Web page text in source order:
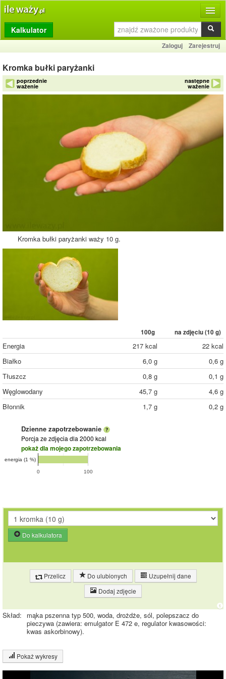
Produkty
Dziennik
Przelicznik
Porównywarka
Kalkulator
Zaloguj Zarejestruj
Kromka bułki paryżanki
poprzednie
ważenie
następne
ważenie
Kromka bułki paryżanki waży 10 g.
100g na zdjęciu (10 g)
Energia 217 kcal
22 kcal
Białko
6,0 g
0,6 g
Tłuszcz
0,8 g
0,1 g
Węglowodany
45,7 g
4,6 g
Błonnik
1,7 g 0,2 g
Dzienne zapotrzebowanie
Porcja ze zdjęcia dla 2000 kcal
pokaż dla mojego zapotrzebowania
0 100
energia (1 %)
Do kalkulatora
Przelicz Do ulubionych
Uzupełnij dane
Dodaj zdjęcie
Skład:
mąka pszenna typ 500, woda, drożdże, sól, polepszacz do
pieczywa (zawiera: emulgator E 472 e, regulator kwasowości:
kwas askorbinowy).
Pokaż wykresy
Wykres składu produktu